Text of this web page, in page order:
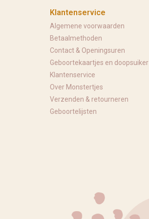
Klantenservice
Algemene voorwaarden
Betaalmethoden
Contact & Openingsuren
Geboortekaartjes en doopsuiker
Klantenservice
Over Monstertjes
Verzenden & retourneren
Geboortelijsten